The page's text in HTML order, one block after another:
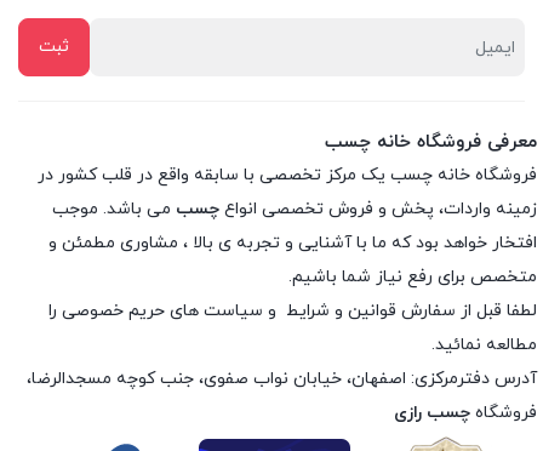
معرفی فروشگاه خانه چسب
فروشگاه خانه چسب یک مرکز تخصصی با سابقه واقع در قلب کشور در
زمینه واردات، پخش و فروش تخصصی انواع چسب می باشد. موجب
افتخار خواهد بود که ما با آشنایی و تجربه ی بالا ، مشاوری مطمئن و
متخصص برای رفع نیاز شما باشیم.
لطفا قبل از سفارش قوانین و شرایط و سیاست های حریم خصوصی را
مطالعه نمائید.
آدرس دفترمرکزی: اصفهان، خیابان نواب صفوی، جنب کوچه مسجدالرضا،
فروشگاه چسب رازی